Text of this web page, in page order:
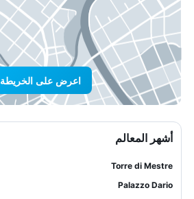
اعرض على الخريطة
أشهر المعالم
Torre di Mestre
Palazzo Dario